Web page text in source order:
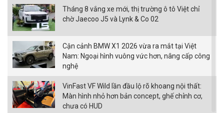
Tháng 8 vắng xe mới, thị trường ô tô Việt chỉ
chờ Jaecoo J5 và Lynk & Co 02
Cận cảnh BMW X1 2026 vừa ra mắt tại Việt
Nam: Ngoại hình vuông vức hơn, nâng cấp công
nghệ
VinFast VF Wild lần đầu lộ rõ khoang nội thất:
Màn hình nhỏ hơn bản concept, ghế chỉnh cơ,
chưa có HUD